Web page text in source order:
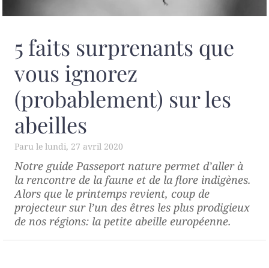
5 faits surprenants que
vous ignorez
(probablement) sur les
abeilles
lundi, 27 avril 2020
Notre guidePasseport nature permet d’aller à
la rencontre de la faune et de la flore indigènes.
Alors que le printemps revient, coup de
projecteur sur l’un des êtres les plus prodigieux
de nos régions: la petite abeille européenne.